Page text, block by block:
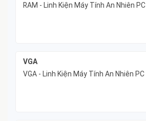
RAM - Linh Kiện Máy Tính An Nhiên PC
VGA
VGA - Linh Kiện Máy Tính An Nhiên PC